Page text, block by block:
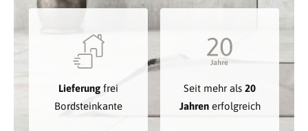
Lieferung frei
Bordsteinkante
Seit mehr als 20
Jahrenerfolgreich